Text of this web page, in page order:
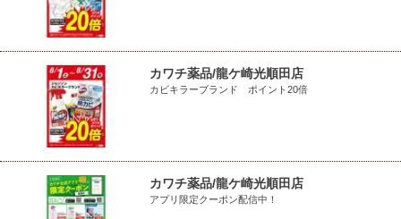
カワチ薬品/龍ケ崎光順田店
カビキラーブランド ポイント20倍
カワチ薬品/龍ケ崎光順田店
アプリ限定クーポン配信中！